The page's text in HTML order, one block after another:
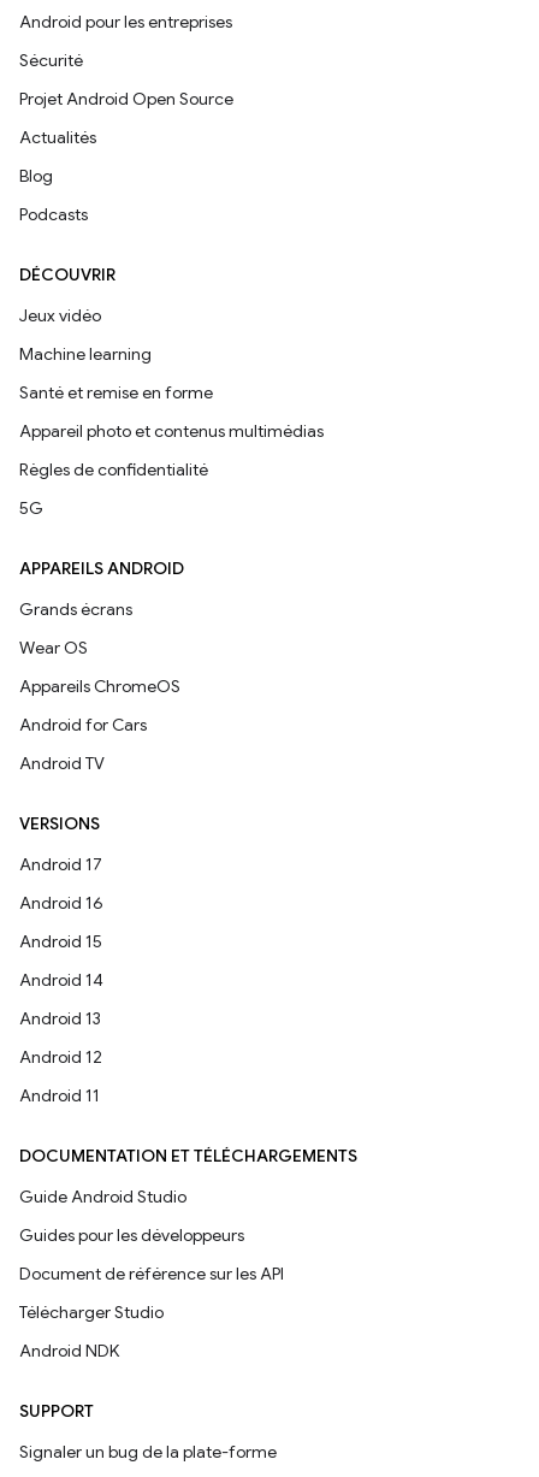
Android pour les entreprises
Sécurité
Projet Android Open Source
Actualités
Blog
Podcasts
DÉCOUVRIR
Jeux vidéo
Machine learning
Santé et remise en forme
Appareil photo et contenus multimédias
Règles de confidentialité
5G
APPAREILS ANDROID
Grands écrans
Wear OS
Appareils ChromeOS
Android for Cars
Android TV
VERSIONS
Android 17
Android 16
Android 15
Android 14
Android 13
Android 12
Android 11
DOCUMENTATION ET TÉLÉCHARGEMENTS
Guide Android Studio
Guides pour les développeurs
Document de référence sur les API
Télécharger Studio
Android NDK
SUPPORT
Signaler un bug de la plate-forme